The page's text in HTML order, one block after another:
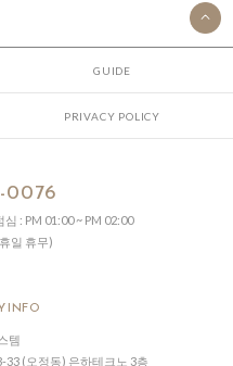
GUIDE
PRIVACY POLICY
0076
: PM 01:00 ~ PM 02:00
일 휴무)
INFO
템
33 (오정동) 은하테크노 3층